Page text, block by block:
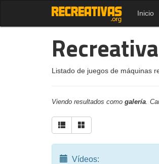
Inicio
Listado de juegos de máquinas
Viendo resultados como galería.
Vídeos: